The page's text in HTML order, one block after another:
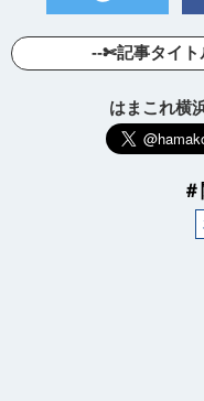
--✄記事タイ
はまこれ横